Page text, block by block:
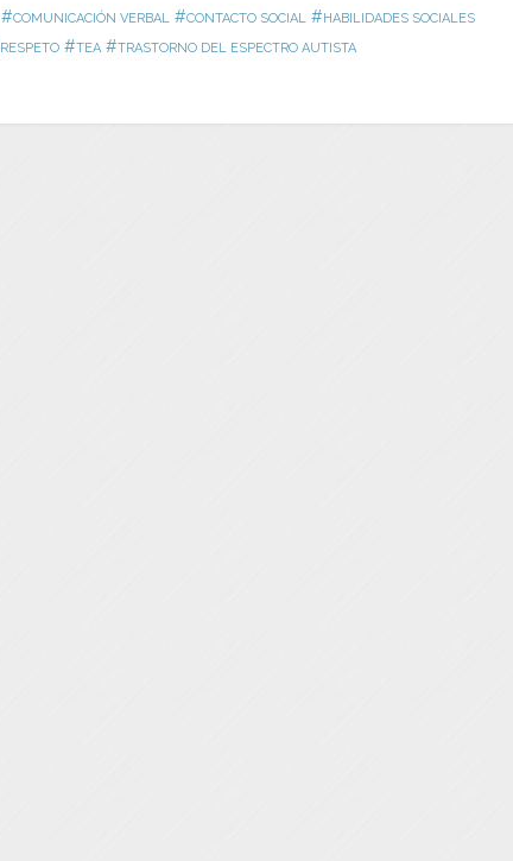
#COMUNICACIÓN VERBAL #CONTACTO SOCIAL # HABILIDADES SOCIALES
RESPETO #TEA #TRASTORNO DEL ESPECTRO AUTISTA